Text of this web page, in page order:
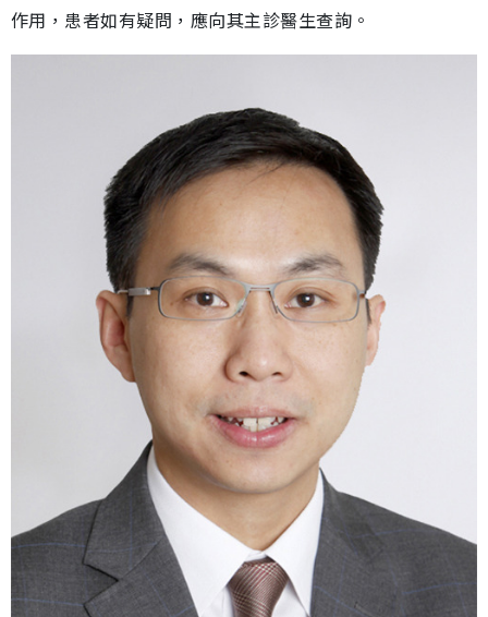
作用，患者如有疑問，應向其主診醫生查詢。